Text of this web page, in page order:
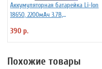
Аккумуляторная батарейка Li-Ion
18650, 2200мАч 3.7В,
390 р.
Похожие товары